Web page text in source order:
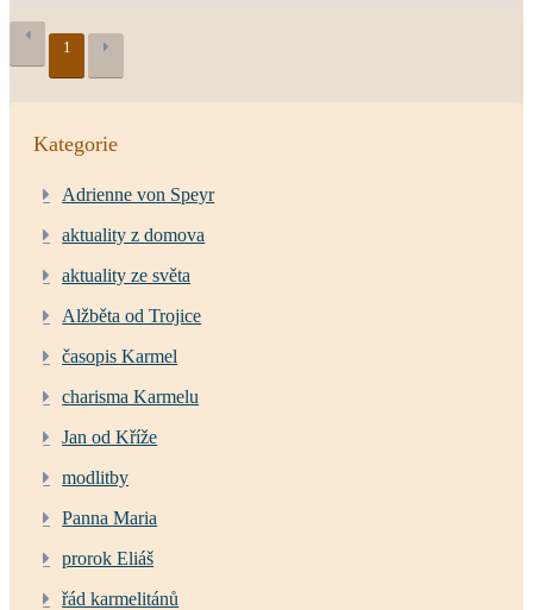
1
Kategorie
Adrienne von Speyr
aktuality z domova
aktuality ze světa
Alžběta od Trojice
časopis Karmel
charisma Karmelu
Jan od Kříže
modlitby
Panna Maria
prorok Eliáš
řád karmelitánů